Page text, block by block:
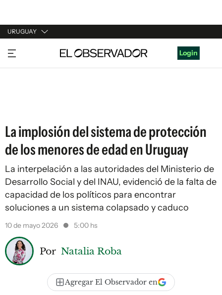
URUGUAY
URUGUAY
ARGENTINA
Login
La implosión del sistema de protección
de los menores de edad en Uruguay
La interpelación a las autoridades del Ministerio de
Desarrollo Social y del INAU, evidenció de la falta de
capacidad de los políticos para encontrar
soluciones a un sistema colapsado y caduco
10 de mayo 2026 5:00 hs
Por Natalia Roba
Agregar El Observador en